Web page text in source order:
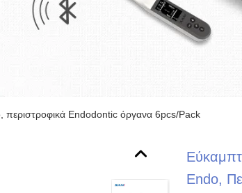
περιστροφικά Endodontic όργανα 6pcs/Pack
Endo,